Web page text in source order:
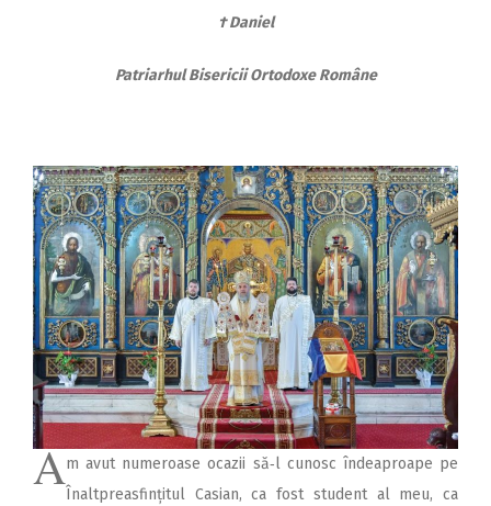
† Daniel
Patriarhul Bisericii Ortodoxe Române
Am avut numeroase ocazii să‑l cunosc îndea­proape pe
Înalt­prea­sfințitul Casian, ca fost student al meu, ca